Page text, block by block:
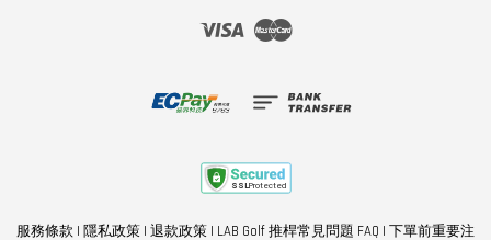
Visa Master
服務條款 | 隱私政策 | 退款政策 | LAB Golf 推桿常見問題 FAQ | 下單前重要注